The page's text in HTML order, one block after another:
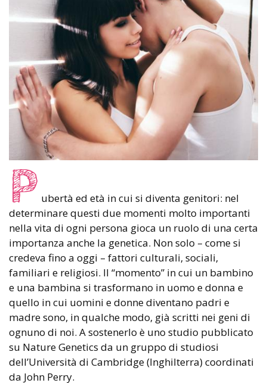
P ubertà ed età in cui si diventa genitori: nel
determinare questi due momenti molto importanti
nella vita di ogni persona gioca un ruolo di una certa
importanza anche la genetica. Non solo – come si
credeva fino a oggi – fattori culturali, sociali,
familiari e religiosi. Il “momento” in cui un bambino
e una bambina si trasformano in uomo e donna e
quello in cui uomini e donne diventano padri e
madre sono, in qualche modo, già scritti nei geni di
ognuno di noi. A sostenerlo è uno studio pubblicato
su Nature Genetics da un gruppo di studiosi
dell’Università di Cambridge (Inghilterra) coordinati
da John Perry.